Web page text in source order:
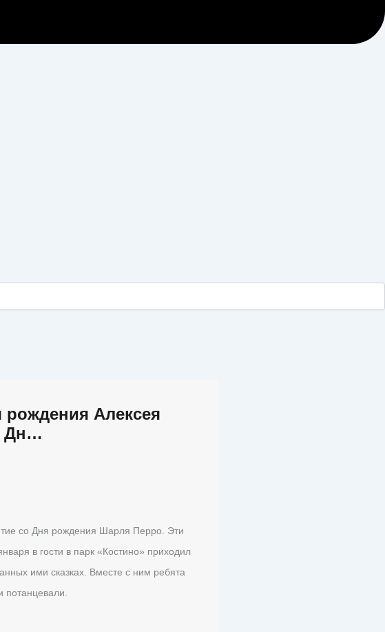
рождения Алексея
Дн…
со Дня рождения Шарля Перро. Эти
в гости в парк «Костино» приходил
ими сказках. Вместе с ним ребята